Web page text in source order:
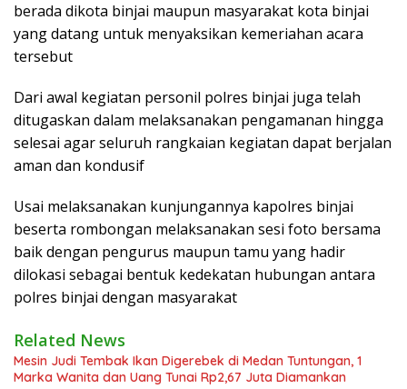
berada dikota binjai maupun masyarakat kota binjai
yang datang untuk menyaksikan kemeriahan acara
tersebut
Dari awal kegiatan personil polres binjai juga telah
ditugaskan dalam melaksanakan pengamanan hingga
selesai agar seluruh rangkaian kegiatan dapat berjalan
aman dan kondusif
Usai melaksanakan kunjungannya kapolres binjai
beserta rombongan melaksanakan sesi foto bersama
baik dengan pengurus maupun tamu yang hadir
dilokasi sebagai bentuk kedekatan hubungan antara
polres binjai dengan masyarakat
Related News
Mesin Judi Tembak Ikan Digerebek di Medan Tuntungan, 1
Marka Wanita dan Uang Tunai Rp2,67 Juta Diamankan